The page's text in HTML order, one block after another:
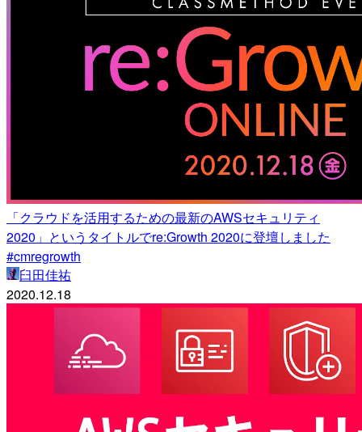
「クラウドを活用するための最新のAWSセキュリティ
2020」というタイトルでre:Growth 2020に登壇しました
#cmregrowth
臼田佳祐
2020.12.18